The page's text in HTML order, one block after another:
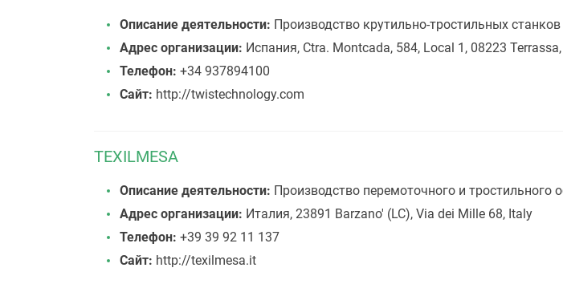
Описание деятельности: Производство крутильно-тростильных
Адрес организации: Испания, Ctra. Montcada, 584, Local 1, 08223
Телефон: +34 937894100
Сайт: http://twistechnology.com
TEXILMESA
Описание деятельности: Производство перемоточного и тростильного
Адрес организации: Италия, 23891 Barzano' (LC), Via dei Mille 68, Italy
Телефон: +39 39 92 11 137
Сайт: http://texilmesa.it